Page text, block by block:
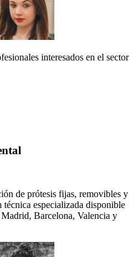
interesados en el sector
de prótesis fijas, removibles y
técnica especializada disponible
Barcelona, Valencia y